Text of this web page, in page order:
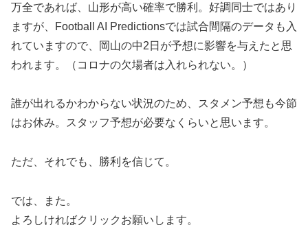
万全であれば、山形が高い確率で勝利。好調同士ではあり
ますが、Football AI Predictionsでは試合間隔のデータも入
れていますので、岡山の中2日が予想に影響を与えたと思
われます。（コロナの欠場者は入れられない。）
誰が出れるかわからない状況のため、スタメン予想も今節
はお休み。スタッフ予想が必要なくらいと思います。
ただ、それでも、勝利を信じて。
では、また。
よろしければクリックお願いします。